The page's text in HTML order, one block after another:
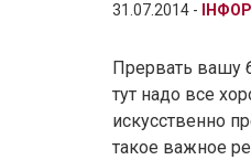
31.07.2014 -
Прервать вашу
тут надо все
искусственно
такое важное